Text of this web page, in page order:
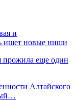
и
ищет новые ниши
прожила еще один
Алтайского